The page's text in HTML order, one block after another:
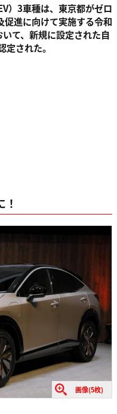
）3車種は、東京都がゼロ
促進に向けて実施する令和
て、新規に設定された自
された。
画像(5枚)